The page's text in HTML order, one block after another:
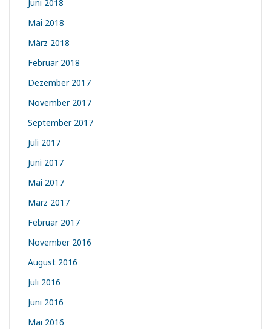
Juni 2018
Mai 2018
März 2018
Februar 2018
Dezember 2017
November 2017
September 2017
Juli 2017
Juni 2017
Mai 2017
März 2017
Februar 2017
November 2016
August 2016
Juli 2016
Juni 2016
Mai 2016